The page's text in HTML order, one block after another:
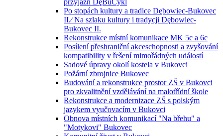
przyjaźń DęBuCykl
Po stopách kultury a tradice Dębowiec-Bukovec
II.⁄ Na szlaku kultury i tradycji Dębowiec-
Bukovec II.
Rekonstrukce místní komunikace MK 5c a 6c
Posílení přeshraniční akceschopnosti a zvyšování
kompatibility v řešení mimořádných událostí
Sadové úpravy okolí kostela v Bukovci
Požární zbrojnice Bukovec
Budování a rekonstrukce prostor ZŠ v Bukovci
pro zkvalitnění vzdělávání na malotřídní škole
Rekonstrukce a modernizace ZŠ s polským
jazykem vyučovacím v Bukovci
Obnova místních komunikací "Na břehu" a
"Motykovi" Bukovec